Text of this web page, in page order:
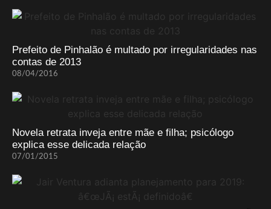
Prefeito de Pinhalão é multado por irregularidades nas
contas de 2013
08/04/2016
Novela retrata inveja entre mãe e filha; psicólogo
explica esse delicada relação
07/01/2015